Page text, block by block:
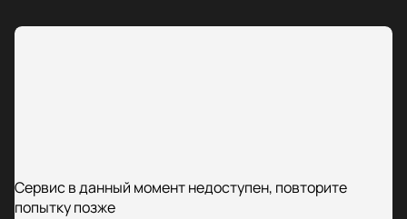
Сервис в данный момент недоступен, повторите
попытку позже